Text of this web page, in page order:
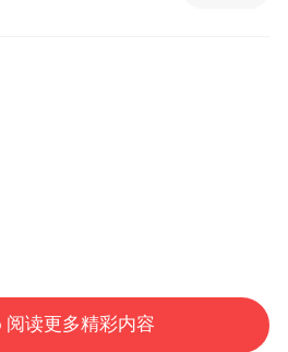
阅读更多精彩内容